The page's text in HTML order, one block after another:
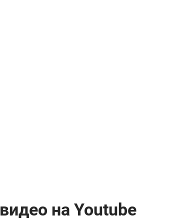
видео на Youtube